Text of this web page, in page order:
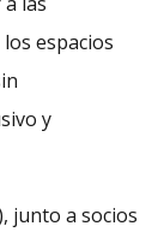
espacios
y
junto a socios